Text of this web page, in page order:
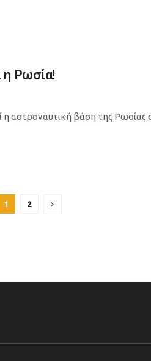
η Ρωσία!
η αστροναυτική βάση της Ρωσίας
1 2